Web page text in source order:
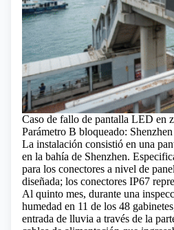
Caso de fallo de pantalla LED en
Parámetro B bloqueado:
La instalación consistió en una
en la bahía de Shenzhen.
para los conectores a nivel de
diseñada; los conectores IP67
Al quinto mes, durante una
humedad en 11 de los 48
entrada de lluvia a través de la